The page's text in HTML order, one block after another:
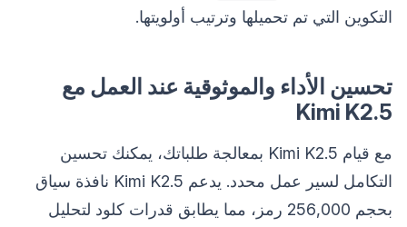
التكوين التي تم تحميلها وترتيب أولويتها.
تحسين الأداء والموثوقية عند العمل مع
Kimi K2.5
مع قيام Kimi K2.5 بمعالجة طلباتك، يمكنك تحسين
التكامل لسير عمل محدد. يدعم Kimi K2.5 نافذة سياق
بحجم 256,000 رمز، مما يطابق قدرات كلود لتحليل